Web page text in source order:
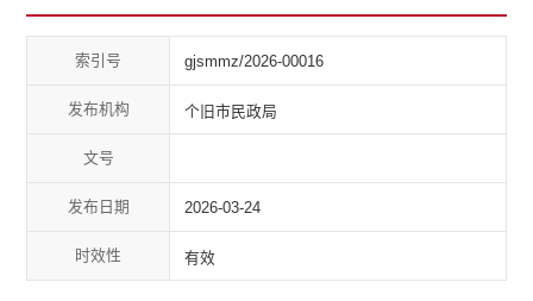
索引号 gjsmmz/2026-00016
发布机构 个旧市民政局
文号
发布日期 2026-03-24
时效性 有效